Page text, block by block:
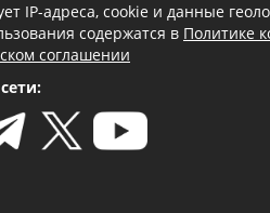
IP-адреса, cookie и данные
содержатся в Политике
соглашении